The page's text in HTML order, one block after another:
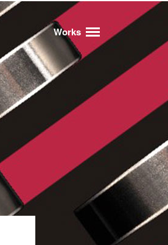
Works